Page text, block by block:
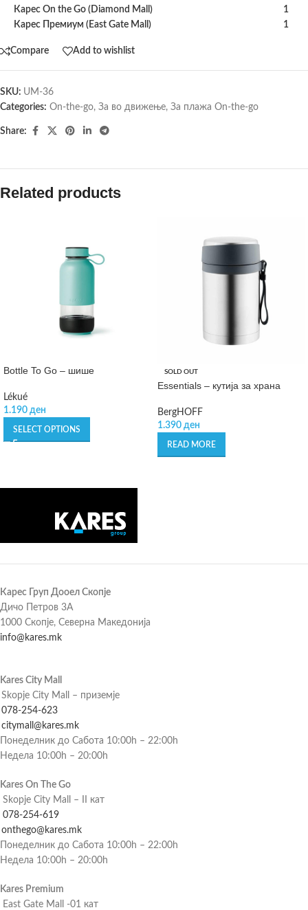
Карес On the Go (Diamond Mall)
1
Карес Премиум (East Gate Mall)
1
Compare Add to wishlist
SKU: UM-36
Categories: On-the-go, За во движење, За плажа On-the-go
Share:
Related products
Bottle To Go – шише
Lékué
1.190 ден
SELECT OPTIONS
SOLD OUT
Essentials – кутија за храна
BergHOFF
1.390 ден
READ MORE
Карес Груп Дооел Скопје
Дичо Петров 3А
1000 Скопје, Северна Македонија
info@kares.mk
Kares City Mall
Skopje City Mall – приземје
078-254-623
citymall@kares.mk
Понеделник до Сабота 10:00h – 22:00h
Недела 10:00h – 20:00h
Kares On The Go
Skopje City Mall – II кат
078-254-619
onthego@kares.mk
Понеделник до Сабота 10:00h – 22:00h
Недела 10:00h – 20:00h
Kares Premium
East Gate Mall -01 кат